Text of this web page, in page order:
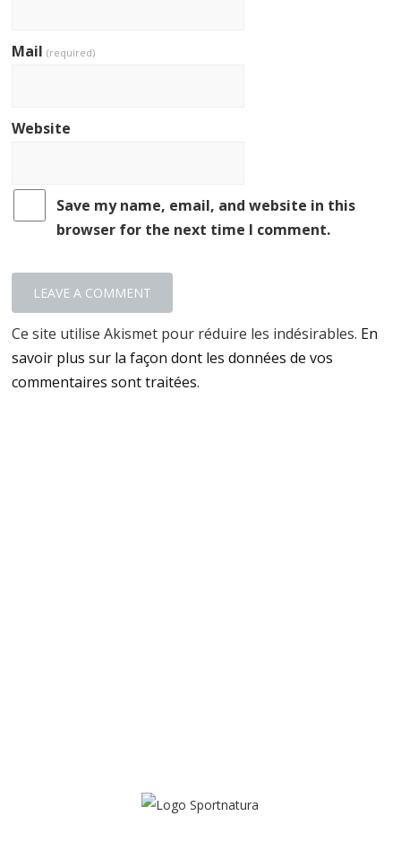
Mail(required)
Website
Save my name, email, and website in this
browser for the next time I comment.
Ce site utilise Akismet pour réduire les indésirables. En
savoir plus sur la façon dont les données de vos
commentaires sont traitées.